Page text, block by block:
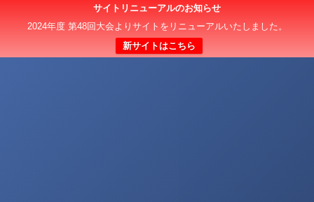
サイトリニューアルのお知らせ
2024年度 第48回大会よりサイトをリニューアルいたしました。
新サイトはこちら